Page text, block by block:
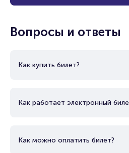
Вопросы и ответы
Как купить билет?
Как работает электронный
Как можно оплатить билет?